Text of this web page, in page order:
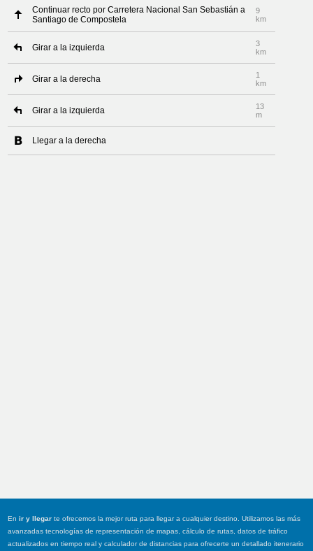
Continuar recto por Carretera Nacional San Sebastián a
Santiago de Compostela
9
km
Girar a la izquierda
3
km
Girar a la derecha
1
km
Girar a la izquierda
13
m
Llegar a la derecha
Enir y llegar te ofrecemos la mejor ruta para llegar a cualquier destino. Utilizamos las más
avanzadas tecnologías de representación de mapas, cálculo de rutas, datos de tráfico
actualizados en tiempo real y calculador de distancias para ofrecerte un detallado itenerario